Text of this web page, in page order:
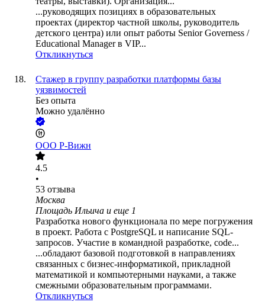
...руководящих позициях в образовательных
проектах (директор частной школы, руководитель
детского центра) или опыт работы Senior Governess /
Educational Manager в VIP...
Откликнуться
Стажер в группу разработки платформы базы
уязвимостей
Без опыта
Можно удалённо
ООО Р-Вижн
4.5
•
53 отзыва
Москва
Площадь Ильича и еще 1
Разработка нового функционала по мере погружения
в проект. Работа с PostgreSQL и написание SQL-
запросов. Участие в командной разработке, code...
...обладают базовой подготовкой в направлениях
связанных с бизнес-информатикой, прикладной
математикой и компьютерными науками, а также
смежными образовательным программами.
Откликнуться